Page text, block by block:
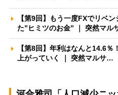
【第9回】もう一度FXでリベ
た”ヒミツのお金” ｜ 突然マル
【第8回】年利はなんと14.6
上がっていく ｜ 突然マルサ…